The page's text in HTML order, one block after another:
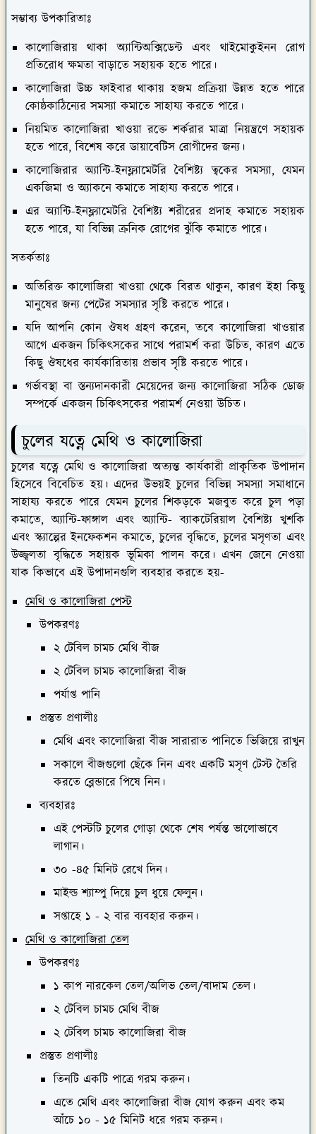
সম্ভাব্য উপকারিতাঃ
কালোজিরায় থাকা অ্যান্টিঅক্সিডেন্ট এবং থাইমোকুইনন রোগ
প্রতিরোধ ক্ষমতা বাড়াতে সহায়ক হতে পারে।
কালোজিরা উচ্চ ফাইবার থাকায় হজম প্রক্রিয়া উন্নত হতে পারে
কোষ্ঠকাঠিন্যের সমস্যা কমাতে সাহায্য করতে পারে।
নিয়মিত কালোজিরা খাওয়া রক্তে শর্করার মাত্রা নিয়ন্ত্রণে সহায়ক
হতে পারে, বিশেষ করে ডায়াবেটিস রোগীদের জন্য।
কালোজিরার অ্যান্টি-ইনফ্ল্যামেটরি বৈশিষ্ট্য ত্বকের সমস্যা, যেমন
একজিমা ও অ্যাকনে কমাতে সাহায্য করতে পারে।
এর অ্যান্টি-ইনফ্ল্যামেটরি বৈশিষ্ট্য শরীরের প্রদাহ কমাতে সহায়ক
হতে পারে, যা বিভিন্ন ক্রনিক রোগের ঝুঁকি কমাতে পারে।
সতর্কতাঃ
অতিরিক্ত কালোজিরা খাওয়া থেকে বিরত থাকুন, কারণ ইহা কিছু
মানুষের জন্য পেটের সমস্যার সৃষ্টি করতে পারে।
যদি আপনি কোন ঔষধ গ্রহণ করেন, তবে কালোজিরা খাওয়ার
আগে একজন চিকিৎসকের সাথে পরামর্শ করা উচিত, কারণ এতে
কিছু ঔষধের কার্যকারিতায় প্রভাব সৃষ্টি করতে পারে।
গর্ভাবস্থা বা স্তন্যদানকারী মেয়েদের জন্য কালোজিরা সঠিক ডোজ
সম্পর্কে একজন চিকিৎসকের পরামর্শ নেওয়া উচিত।
চুলের যত্নে মেথি ও কালোজিরা
চুলের যত্নে মেথি ও কালোজিরা অত্যন্ত কার্যকারী প্রাকৃতিক উপাদান
হিসেবে বিবেচিত হয়। এদের উভয়ই চুলের বিভিন্ন সমস্যা সমাধানে
সাহায্য করতে পারে যেমন চুলের শিকড়কে মজবুত করে চুল পড়া
কমাতে, অ্যান্টি-ফাঙ্গাল এবং অ্যান্টি- ব্যাকটেরিয়াল বৈশিষ্ট্য খুশকি
এবং স্ক্যাল্পের ইনফেকশন কমাতে, চুলের বৃদ্ধিতে, চুলের মসৃণতা এবং
উজ্জ্বলতা বৃদ্ধিতে সহায়ক ভূমিকা পালন করে। এখন জেনে নেওয়া
যাক কিভাবে এই উপাদানগুলি ব্যবহার করতে হয়-
মেথি ও কালোজিরা পেস্ট
উপকরণঃ
২ টেবিল চামচ মেথি বীজ
২ টেবিল চামচ কালোজিরা বীজ
পর্যাপ্ত পানি
প্রস্তুত প্রণালীঃ
মেথি এবং কালোজিরা বীজ সারারাত পানিতে ভিজিয়ে রাখুন
সকালে বীজগুলো ছেঁকে নিন এবং একটি মসৃণ টেস্ট তৈরি
করতে ব্লেন্ডারে পিষে নিন।
ব্যবহারঃ
এই পেস্টটি চুলের গোড়া থেকে শেষ পর্যন্ত ভালোভাবে
লাগান।
৩০ -৪৫ মিনিট রেখে দিন।
মাইল্ড শ্যাম্পু দিয়ে চুল ধুয়ে ফেলুন।
সপ্তাহে ১ - ২ বার ব্যবহার করুন।
মেথি ও কালোজিরা তেল
উপকরণঃ
১ কাপ নারকেল তেল/অলিভ তেল/বাদাম তেল।
২ টেবিল চামচ মেথি বীজ
২ টেবিল চামচ কালোজিরা বীজ
প্রস্তুত প্রণালীঃ
তিনটি একটি পাত্রে গরম করুন।
এতে মেথি এবং কালোজিরা বীজ যোগ করুন এবং কম
আঁচে ১০ - ১৫ মিনিট ধরে গরম করুন।